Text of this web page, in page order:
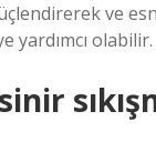
ve
yardımcı olabilir.